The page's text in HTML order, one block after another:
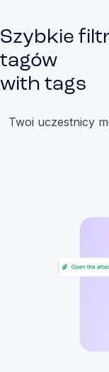
Szybkie
tagów
with tags
Twoi uczestnicy